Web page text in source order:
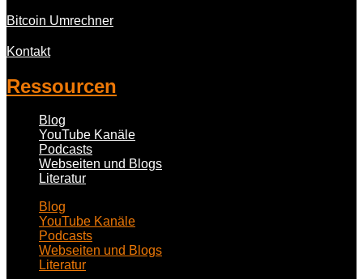
Bitcoin Umrechner
Kontakt
Ressourcen
Blog
YouTube Kanäle
Podcasts
Webseiten und Blogs
Literatur
Blog
YouTube Kanäle
Podcasts
Webseiten und Blogs
Literatur